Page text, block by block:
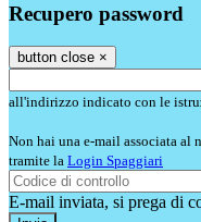
Recupero password
button close ×
all'indirizzo indicato con le
Non hai una e-mail associata al
tramite la Login Spaggiari
E-mail inviata, si prega di